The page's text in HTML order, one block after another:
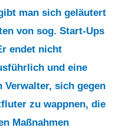
man sich geläutert
von sog. Start-Ups
endet nicht
und eine
Verwalter, sich gegen
zu wappnen, die
Maßnahmen